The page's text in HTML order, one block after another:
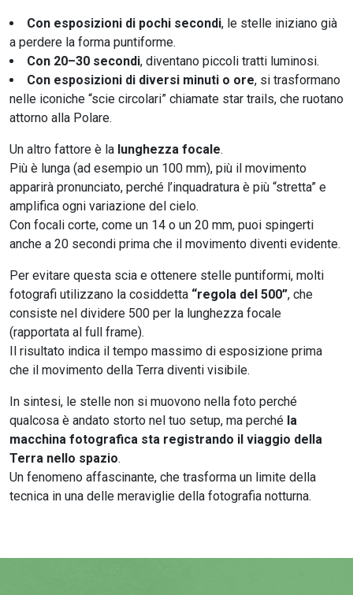
Con esposizioni di pochi secondi, le stelle iniziano già
a perdere la forma puntiforme.
Con 20–30 secondi, diventano piccoli tratti luminosi.
Con esposizioni di diversi minuti o ore, si trasformano
nelle iconiche “scie circolari” chiamate star trails, che ruotano
attorno alla Polare.
Un altro fattore è la lunghezza focale.
Più è lunga (ad esempio un 100 mm), più il movimento
apparirà pronunciato, perché l’inquadratura è più “stretta” e
amplifica ogni variazione del cielo.
Con focali corte, come un 14 o un 20 mm, puoi spingerti
anche a 20 secondi prima che il movimento diventi evidente.
Per evitare questa scia e ottenere stelle puntiformi, molti
fotografi utilizzano la cosiddetta “regola del 500”, che
consiste nel dividere 500 per la lunghezza focale
(rapportata al full frame).
Il risultato indica il tempo massimo di esposizione prima
che il movimento della Terra diventi visibile.
In sintesi, le stelle non si muovono nella foto perché
qualcosa è andato storto nel tuo setup, ma perché la
macchina fotografica sta registrando il viaggio della
Terra nello spazio.
Un fenomeno affascinante, che trasforma un limite della
tecnica in una delle meraviglie della fotografia notturna.